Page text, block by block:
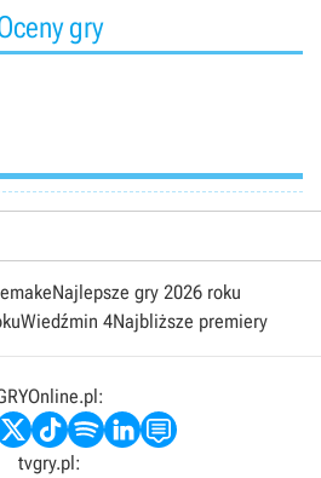
gry
Najlepsze gry 2026 roku
Wiedźmin 4Najbliższe premiery
tvgry.pl: